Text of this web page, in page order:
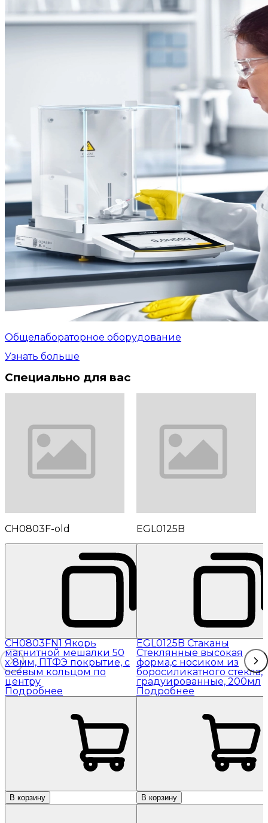
Общелабораторное оборудование
Узнать больше
Специально для вас
CH0803F-old
CH0803FN1 Якорь
магнитной мешалки 50
x 8мм, ПТФЭ покрытие, с
осевым кольцом по
центру
Подробнее
В корзину
EGL0125B
EGL0125B Стаканы
Стеклянные высокая
форма,с носиком из
боросиликатного стекла,
градуированные, 200мл
Подробнее
В корзину